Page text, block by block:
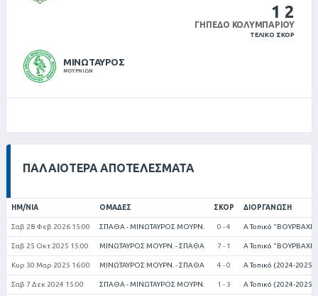
12
ΓΉΠΕΔΟ ΚΟΛΥΜΠΑΡΊΟΥ
ΤΕΛΙΚΌ ΣΚΌΡ
ΜΙΝΩΤΑΥΡΟΣ
ΜΟΥΡΝΙΩΝ
ΠΑΛΑΙΌΤΕΡΑ ΑΠΟΤΕΛΈΣΜΑΤΑ
ΗΜ/ΝΊΑ ΟΜΆΔΕΣ ΣΚΟΡ ΔΙΟΡΓΆΝΩΣΗ
Σαβ 28 Φεβ 2026 15:00 ΣΠΑΘΑ - ΜΙΝΩΤΑΥΡΟΣ ΜΟΥΡΝ. 0 - 4 Α Τοπικό
Σαβ 25 Οκτ 2025 15:00 ΜΙΝΩΤΑΥΡΟΣ ΜΟΥΡΝ. - ΣΠΑΘΑ 7 - 1 Α Τοπικό
Κυρ 30 Μαρ 2025 16:00 ΜΙΝΩΤΑΥΡΟΣ ΜΟΥΡΝ. - ΣΠΑΘΑ 4 - 0 Α Τοπικό (2024-2025)
Σαβ 7 Δεκ 2024 15:00 ΣΠΑΘΑ - ΜΙΝΩΤΑΥΡΟΣ ΜΟΥΡΝ. 1 - 3 Α Τοπικό (2024-2025)